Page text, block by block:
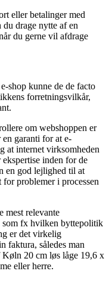
eller betalinger med
drage nytte af en
du gerne vil afdrage
shop kunne de de facto
forretningsvilkår,
om webshoppen er
garanti for at e-
at internet virksomheden
inden for de
en god lejlighed til at
problemer i processen
mest relevante
som fx hvilken byttepolitik
er det virkelig
faktura, således man
20 cm løs låge 19,6 x
eller herre.